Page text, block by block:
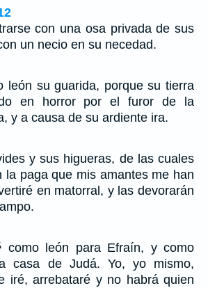
con una osa privada de sus
un necio en su necedad.
león su guarida, porque su tierra
en horror por el furor de la
y a causa de su ardiente ira.
y sus higueras, de las cuales
la paga que mis amantes me han
en matorral, y las devorarán
como león para Efraín, y como
casa de Judá. Yo, yo mismo,
iré, arrebataré y no habrá quien